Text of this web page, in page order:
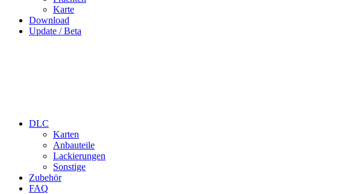
Karte
Download
Update / Beta
DLC
Karten
Anbauteile
Lackierungen
Sonstige
Zubehör
FAQ